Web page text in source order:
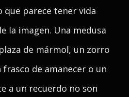
parece tener vida
la imagen. Una medusa
de mármol, un zorro
de amanecer o un
a un recuerdo no son